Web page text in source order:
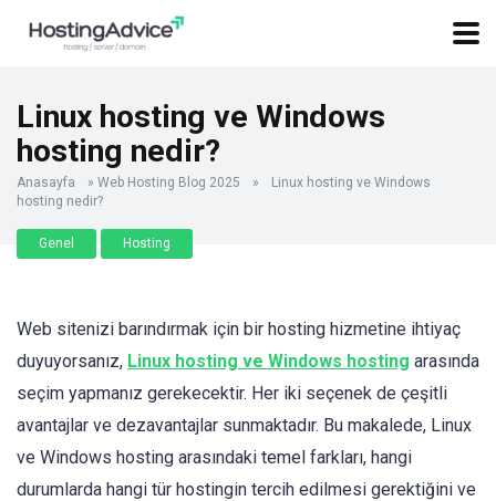
Linux hosting ve Windows
hosting nedir?
Anasayfa » Web Hosting Blog 2025 »
Linux hosting ve Windows
hosting nedir?
Genel Hosting
Web sitenizi barındırmak için bir hosting hizmetine ihtiyaç
duyuyorsanız, Linux hosting ve Windows hosting arasında
seçim yapmanız gerekecektir. Her iki seçenek de çeşitli
avantajlar ve dezavantajlar sunmaktadır. Bu makalede, Linux
ve Windows hosting arasındaki temel farkları, hangi
durumlarda hangi tür hostingin tercih edilmesi gerektiğini ve